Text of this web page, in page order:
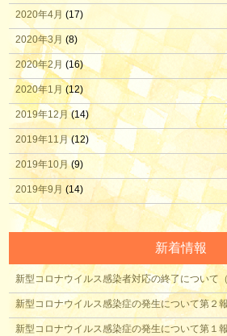
2020年4月 (17)
2020年3月 (8)
2020年2月 (16)
2020年1月 (12)
2019年12月(14)
2019年11月(12)
2019年10月(9)
2019年9月 (14)
新着情報
新型コロナウイルス感染者対応の終了について（
新型コロナウイルス感染症の発生について第２報
新型コロナウイルス感染症の発生について第１報